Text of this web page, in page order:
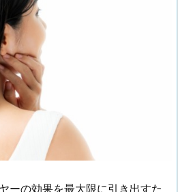
ーの効果を最大限に引き出すた